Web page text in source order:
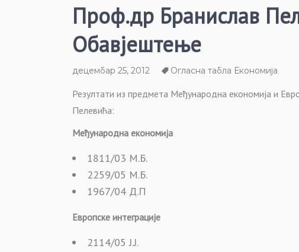
Проф.др Бранислав
Обавјештење
децембар 25, 2012 Огласна табла Економија
Резултати из предмета Међународна економија и
Пелевића:
Међународна економија
1811/03 М.Б.
2259/05 М.Б.
1967/04 Д.П
Европске интеграције
2114/05 Ј.Ј.